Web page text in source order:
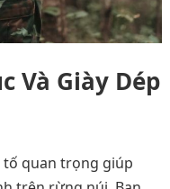
Và Giày Dép
tố quan trọng giúp